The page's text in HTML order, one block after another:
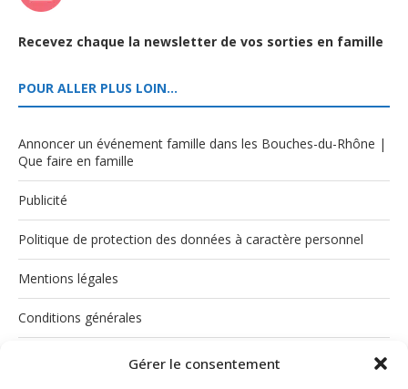
Gérer le consentement
Recevez chaque la newsletter de vos sorties en famille
POUR ALLER PLUS LOIN…
Annoncer un événement famille dans les Bouches-du-Rhône |
Que faire en famille
Publicité
Politique de protection des données à caractère personnel
Mentions légales
Conditions générales
Politique de cookies (UE)